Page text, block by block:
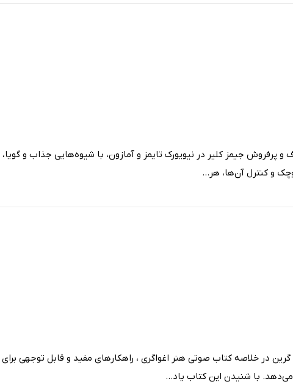
جیمز کلیر در نیویورک تایمز و آمازون، با شیوه‌هایی جذاب و گویا،
و کنترل آن‌ها، هر...
در خلاصه کتاب صوتی هنر اغواگری ، راهکارهای مفید و قابل توجهی برای
می‌دهد. با شنیدن این کتاب یاد...